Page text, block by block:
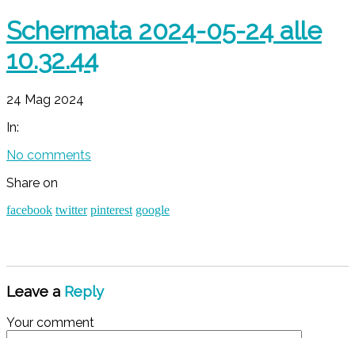
Schermata 2024-05-24 alle
10.32.44
24 Mag 2024
In:
No comments
Share on
facebook twitter pinterest google
Leave a Reply
Your comment